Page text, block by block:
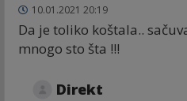
10.01.2021 20:19
Da je toliko koštala..
mnogo sto šta !!!
Direkt